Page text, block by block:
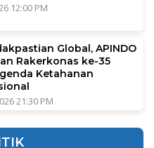
12:00 PM
Global, APINDO
Rakerkonas ke-35
Ketahanan
21:30 PM